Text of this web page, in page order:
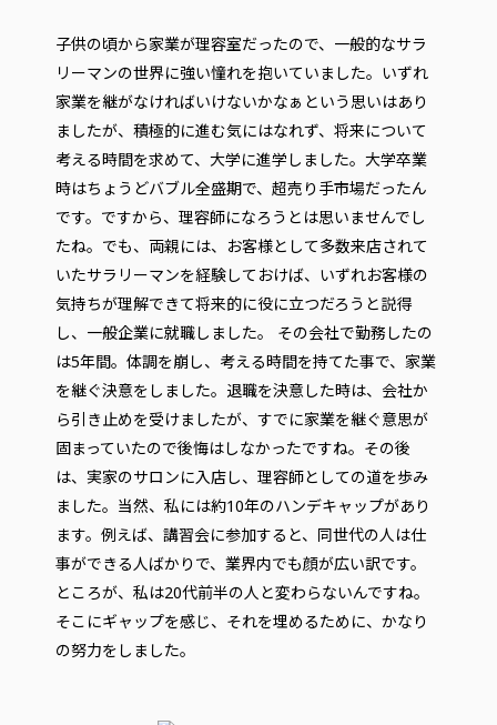
子供の頃から家業が理容室だったので、一般的なサラ
リーマンの世界に強い憧れを抱いていました。いずれ
家業を継がなければいけないかなぁという思いはあり
ましたが、積極的に進む気にはなれず、将来について
考える時間を求めて、大学に進学しました。大学卒業
時はちょうどバブル全盛期で、超売り手市場だったん
です。ですから、理容師になろうとは思いませんでし
たね。でも、両親には、お客様として多数来店されて
いたサラリーマンを経験しておけば、いずれお客様の
気持ちが理解できて将来的に役に立つだろうと説得
し、一般企業に就職しました。 その会社で勤務したの
は5年間。体調を崩し、考える時間を持てた事で、家業
を継ぐ決意をしました。退職を決意した時は、会社か
ら引き止めを受けましたが、すでに家業を継ぐ意思が
固まっていたので後悔はしなかったですね。その後
は、実家のサロンに入店し、理容師としての道を歩み
ました。当然、私には約10年のハンデキャップがあり
ます。例えば、講習会に参加すると、同世代の人は仕
事ができる人ばかりで、業界内でも顔が広い訳です。
ところが、私は20代前半の人と変わらないんですね。
そこにギャップを感じ、それを埋めるために、かなり
の努力をしました。